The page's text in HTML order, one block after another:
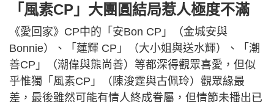
「風素CP」大團圓結局惹人極度不滿
《愛回家》CP中的「安Bon CP」（金城安與
Bonnie）、「蓮輝 CP」（大小姐與送水輝）、「潮
善CP」（潮偉與熊尚善）等都深得觀眾喜愛，但似
乎惟獨「風素CP」（陳浚霆與古佩玲）觀眾緣最
差，最後雖然可能有情人終成眷屬，但情節未播出已